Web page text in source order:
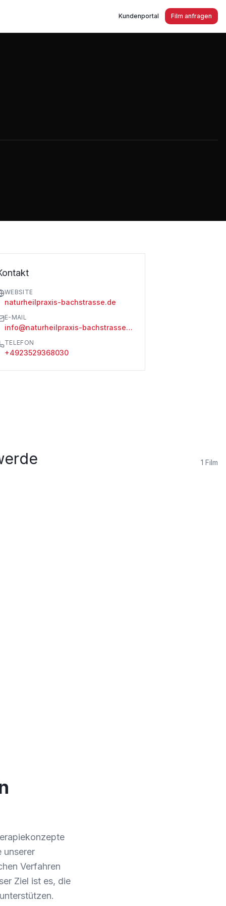
Kundenportal Film anfragen
WEBSITE
naturheilpraxis-bachstrasse.de
E-MAIL
info@naturheilpraxis-bachstrasse.de
TELEFON
+4923529368030
1 Film
unserer
Verfahren
Ziel ist es, die